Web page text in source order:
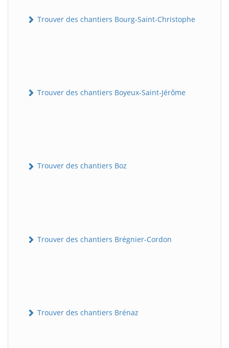
Trouver des chantiers Bourg-Saint-Christophe
Trouver des chantiers Boyeux-Saint-Jérôme
Trouver des chantiers Boz
Trouver des chantiers Brégnier-Cordon
Trouver des chantiers Brénaz